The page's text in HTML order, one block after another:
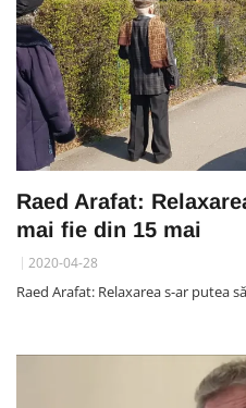
Raed Arafat:
mai fie din 15 mai
2020-04-28
Raed Arafat: Relaxarea s-ar putea